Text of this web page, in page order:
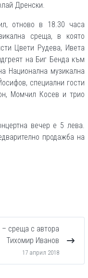
Дренски.
отново в 18.30 часа
среща, в която
Цвети Рудева, Ивета
на Биг Бенда към
Национална музикална
специални гости
Момчил Косев и трио
вечер е 5 лева.
продажба на
– среща с автора
Тихомир Иванов
17 април 2018